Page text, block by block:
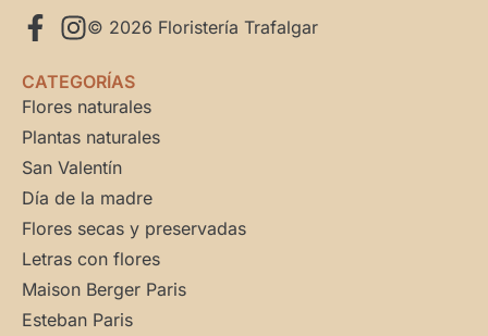
© 2026 Floristería Trafalgar
CATEGORÍAS
Flores naturales
Plantas naturales
San Valentín
Día de la madre
Flores secas y preservadas
Letras con flores
Maison Berger Paris
Esteban Paris